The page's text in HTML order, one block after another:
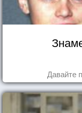
Давайте